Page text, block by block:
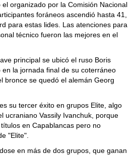
organizado por la Comisión Nacional
foráneos ascendió hasta 41,
para estas lides. Las atenciones para
técnico fueron las mejores en el
principal se ubicó el ruso Boris
la jornada final de su coterráneo
bronce se quedó el alemán Georg
su tercer éxito en grupos Elite, algo
ucraniano Vassily Ivanchuk, porque
en Capablancas pero no
"Elite".
en más de dos grupos, que ganan